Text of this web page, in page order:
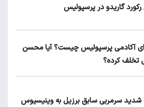
رکورد گاریدو در پرسپولیس
آکادمی پرسپولیس چیست؟ آیا محسن
تخلف کرده؟
شدید سرمربی سابق برزیل به وینیسیوس